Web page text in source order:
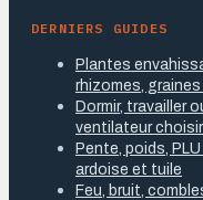
DERNIERS GUIDES
Plantes
rhizomes,
Dormir, travailler
ventilateur
Pente, poids,
ardoise et tuile
Feu, bruit,